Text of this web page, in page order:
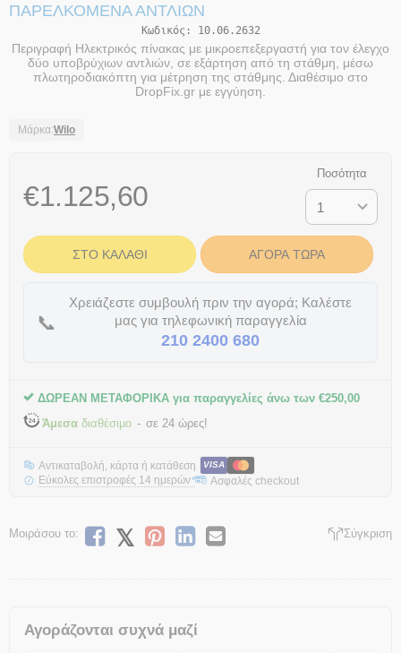
ΠΑΡΕΛΚΌΜΕΝΑ ΑΝΤΛΙΏΝ
Κωδικός: 10.06.2632
Περιγραφή Ηλεκτρικός πίνακας με μικροεπεξεργαστή για τον έλεγχο
δύο υποβρύχιων αντλιών, σε εξάρτηση από τη στάθμη, μέσω
πλωτηροδιακόπτη για μέτρηση της στάθμης. Διαθέσιμο στο
DropFix.gr με εγγύηση.
Μάρκα:Wilo
€1.125,60
Ποσότητα
ΣΤΟ ΚΑΛΆΘΙ ΑΓΟΡΆ ΤΏΡΑ
📞
Χρειάζεστε συμβουλή πριν την αγορά; Καλέστε
μας για τηλεφωνική παραγγελία
210 2400 680
ΔΩΡΕΑΝ ΜΕΤΑΦΟΡΙΚΑ για παραγγελίες άνω των €250,00
Άμεσα διαθέσιμο σε 24 ώρες!
Αντικαταβολή, κάρτα ή κατάθεση VISA
Εύκολες επιστροφές 14 ημερών* Ασφαλές checkout
Μοιράσου το: Σύγκριση
Αγοράζονται συχνά μαζί